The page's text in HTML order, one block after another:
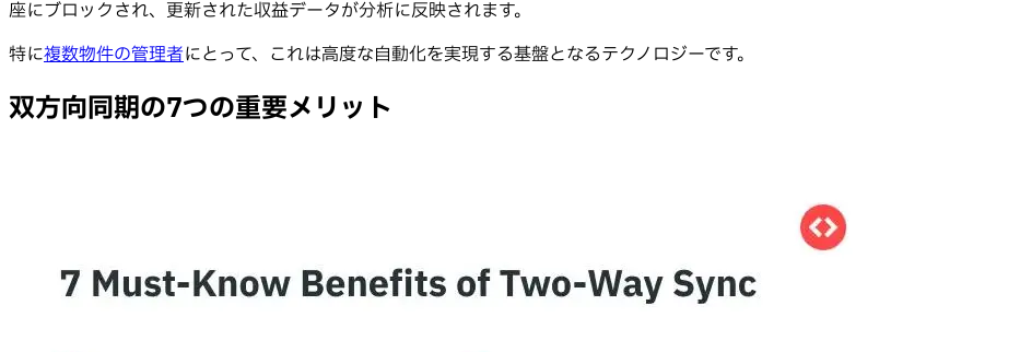
座にブロックされ、更新された収益データが分析に反映されます。
特に複数物件の管理者にとって、これは高度な自動化を実現する基盤となるテクノロジーです。
双方向同期の7つの重要メリット